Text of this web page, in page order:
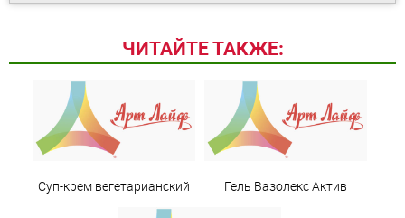
ЧИТАЙТЕ ТАКЖЕ:
Суп-крем вегетарианский Гель Вазолекс Актив